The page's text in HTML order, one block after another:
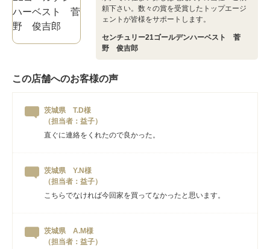
頼下さい。数々の賞を受賞したトップエージ
ェントが皆様をサポートします。
センチュリー21ゴールデンハーベスト 菅
野 俊吉郎
この店舗へのお客様の声
茨城県 T.D様
（担当者：益子）
直ぐに連絡をくれたので良かった。
茨城県 Y.N様
（担当者：益子）
こちらでなければ今回家を買ってなかったと思います。
茨城県 A.M様
（担当者：益子）